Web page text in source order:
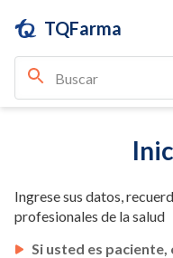
TQFarma
Ingrese sus datos,
profesionales de la salud
Si usted es paciente,